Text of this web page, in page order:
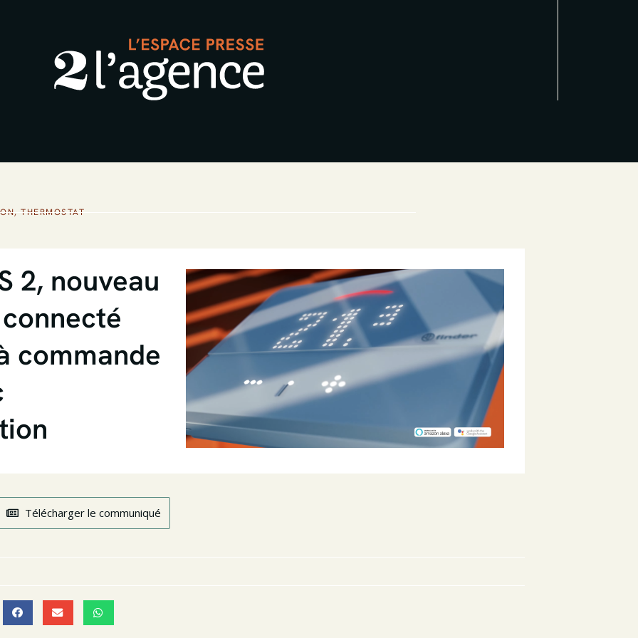
,THERMOSTAT
2, nouveau
commande
Télécharger le communiqué